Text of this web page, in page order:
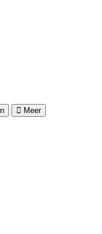
Meer